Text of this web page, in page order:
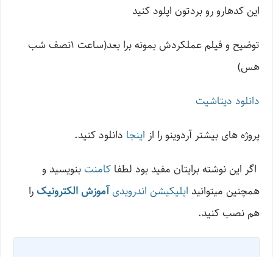
این کدهارو رو بردتون اپلود کنید
توضیح و فیلم عملکردش بمونه برا بعد(ساعت ۱نصف شب
هس)
دانلود دیتاشیت
پروژه های بیشتر آردوینو را از اینجا دانلود کنید.
اگر این نوشته‌ برایتان مفید بود لطفاکامنت بنویسید و
همچنین میتوانید اپلیکیشن اندرویدیآموزش الکترونیک را
هم نصب کنید.